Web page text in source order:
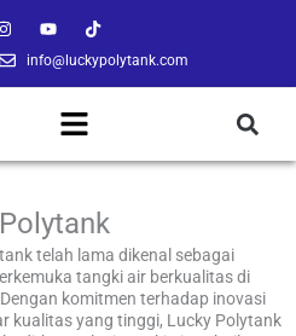
I
n
s
t
a
Y
o
u
t
u
T
i
k
t
o
info@luckypolytank.com
telah lama dikenal sebagai
tangki air berkualitas di
komitmen terhadap inovasi
kualitas yang tinggi, Lucky Polytank